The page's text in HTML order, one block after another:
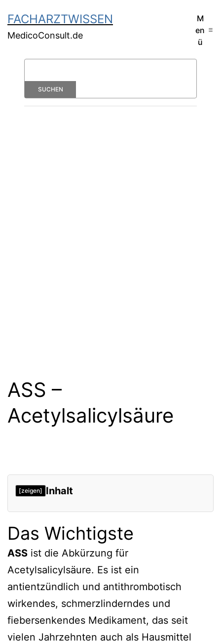
FACHARZTWISSEN
MedicoConsult.de
M
en
ü
ASS –
Acetylsalicylsäure
[zeigen] Inhalt
Das Wichtigste
ASS ist die Abkürzung für
Acetylsalicylsäure. Es ist ein
antientzündlich und antithrombotisch
wirkendes, schmerzlinderndes und
fiebersenkendes Medikament, das seit
vielen Jahrzehnten auch als Hausmittel